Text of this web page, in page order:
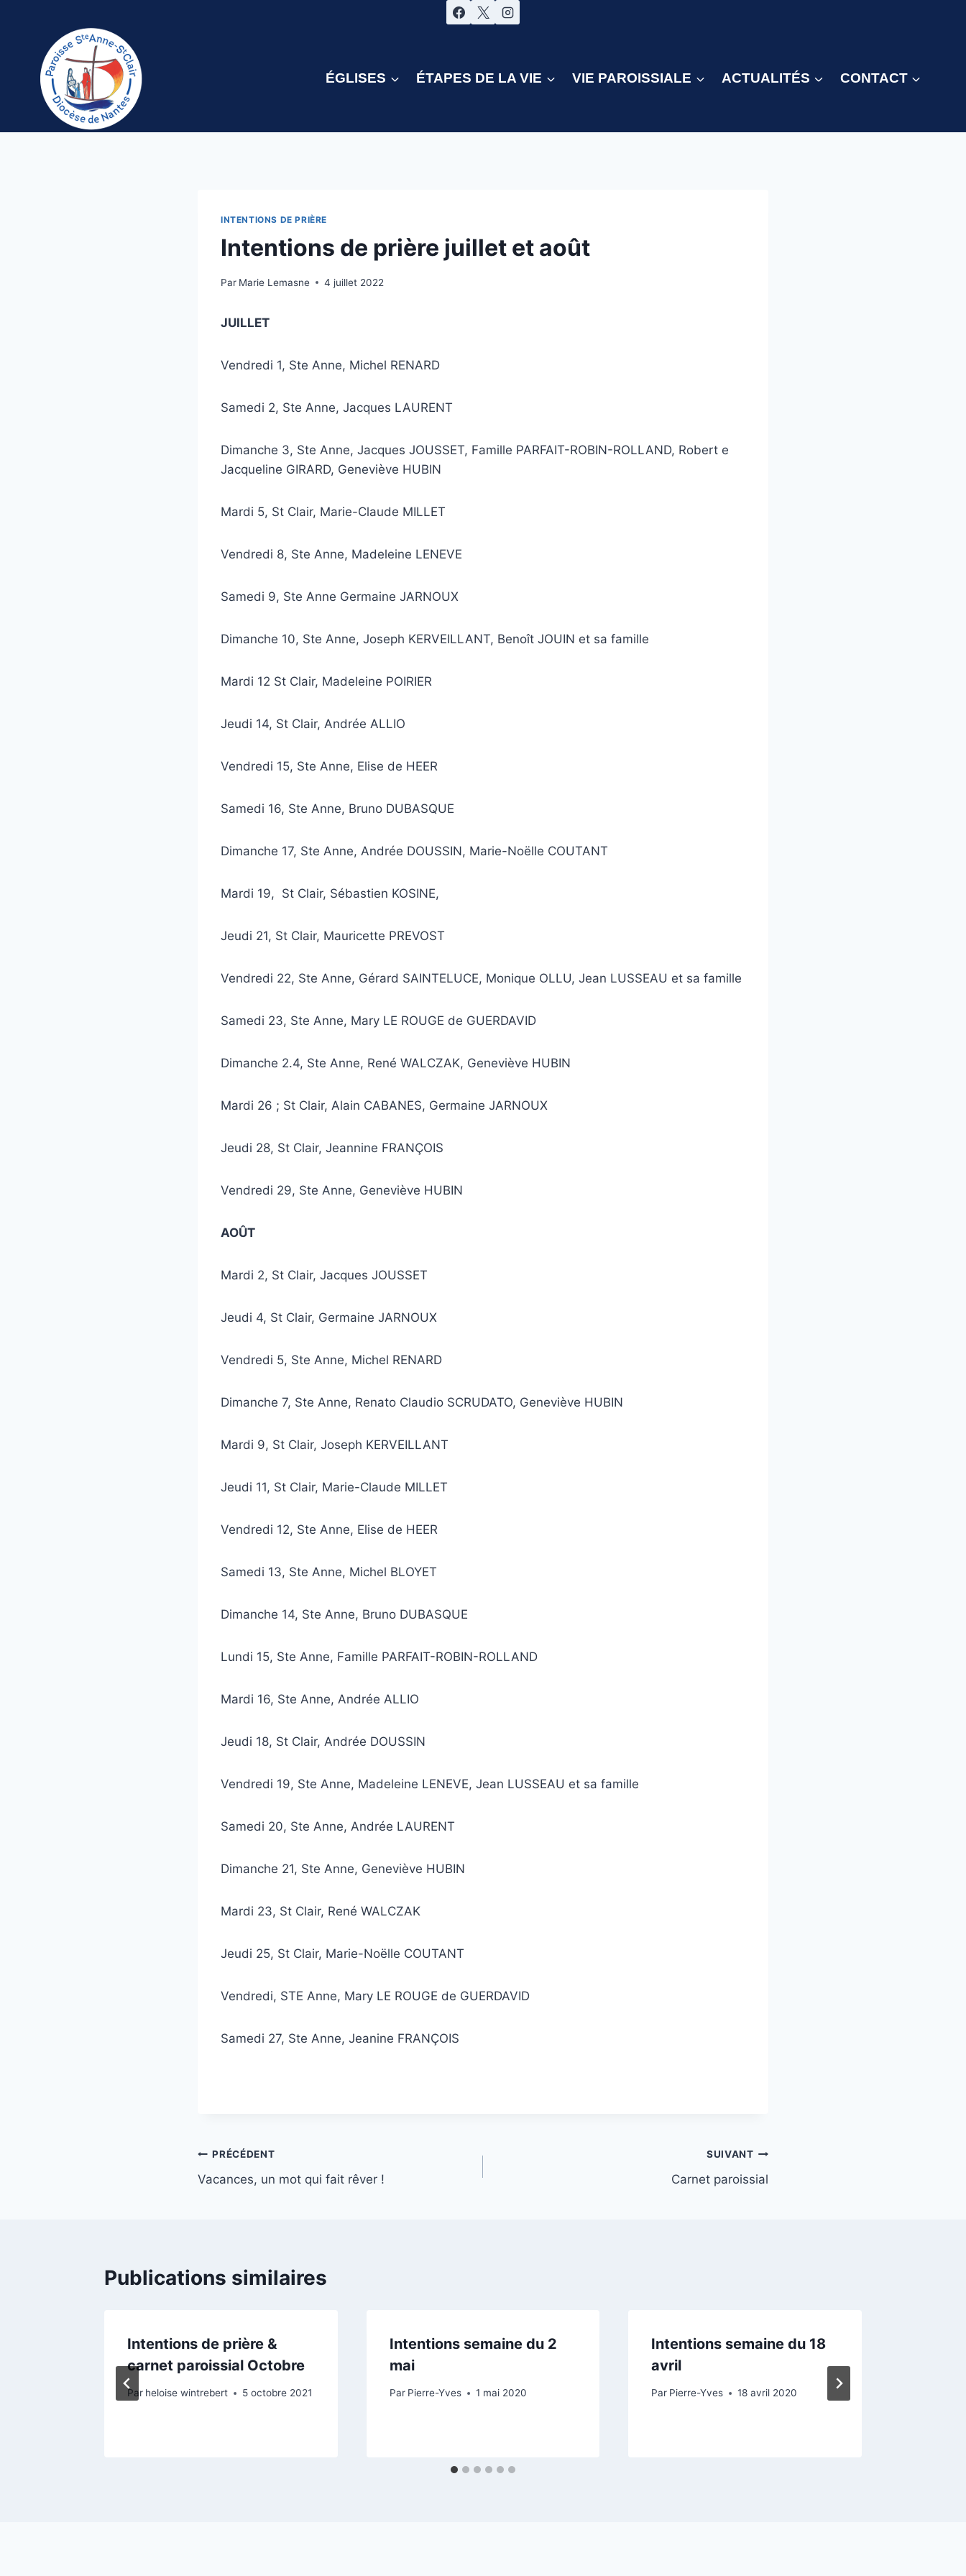
ÉGLISES ÉTAPES DE LA VIE VIE PAROISSIALE ACTUALITÉS CONTACT
INTENTIONS DE PRIÈRE
Intentions de prière juillet et août
Par Marie Lemasne 4 juillet 2022
JUILLET
Vendredi 1, Ste Anne, Michel RENARD
Samedi 2, Ste Anne, Jacques LAURENT
Dimanche 3, Ste Anne, Jacques JOUSSET, Famille PARFAIT-ROBIN-ROLLAND, Robert e
Jacqueline GIRARD, Geneviève HUBIN
Mardi 5, St Clair, Marie-Claude MILLET
Vendredi 8, Ste Anne, Madeleine LENEVE
Samedi 9, Ste Anne Germaine JARNOUX
Dimanche 10, Ste Anne, Joseph KERVEILLANT, Benoît JOUIN et sa famille
Mardi 12 St Clair, Madeleine POIRIER
Jeudi 14, St Clair, Andrée ALLIO
Vendredi 15, Ste Anne, Elise de HEER
Samedi 16, Ste Anne, Bruno DUBASQUE
Dimanche 17, Ste Anne, Andrée DOUSSIN, Marie-Noëlle COUTANT
Mardi 19, St Clair, Sébastien KOSINE,
Jeudi 21, St Clair, Mauricette PREVOST
Vendredi 22, Ste Anne, Gérard SAINTELUCE, Monique OLLU, Jean LUSSEAU et sa famille
Samedi 23, Ste Anne, Mary LE ROUGE de GUERDAVID
Dimanche 2.4, Ste Anne, René WALCZAK, Geneviève HUBIN
Mardi 26 ; St Clair, Alain CABANES, Germaine JARNOUX
Jeudi 28, St Clair, Jeannine FRANÇOIS
Vendredi 29, Ste Anne, Geneviève HUBIN
AOÛT
Mardi 2, St Clair, Jacques JOUSSET
Jeudi 4, St Clair, Germaine JARNOUX
Vendredi 5, Ste Anne, Michel RENARD
Dimanche 7, Ste Anne, Renato Claudio SCRUDATO, Geneviève HUBIN
Mardi 9, St Clair, Joseph KERVEILLANT
Jeudi 11, St Clair, Marie-Claude MILLET
Vendredi 12, Ste Anne, Elise de HEER
Samedi 13, Ste Anne, Michel BLOYET
Dimanche 14, Ste Anne, Bruno DUBASQUE
Lundi 15, Ste Anne, Famille PARFAIT-ROBIN-ROLLAND
Mardi 16, Ste Anne, Andrée ALLIO
Jeudi 18, St Clair, Andrée DOUSSIN
Vendredi 19, Ste Anne, Madeleine LENEVE, Jean LUSSEAU et sa famille
Samedi 20, Ste Anne, Andrée LAURENT
Dimanche 21, Ste Anne, Geneviève HUBIN
Mardi 23, St Clair, René WALCZAK
Jeudi 25, St Clair, Marie-Noëlle COUTANT
Vendredi, STE Anne, Mary LE ROUGE de GUERDAVID
Samedi 27, Ste Anne, Jeanine FRANÇOIS
Navigation
de
PRÉCÉDENT
Vacances, un mot qui fait rêver !
SUIVANT
Carnet paroissial
Publications similaires
Intentions de prière &
carnet paroissial Octobre
Par heloise wintrebert 5 octobre 2021
Intentions semaine du 2
mai
Par Pierre-Yves 1 mai 2020
Intentions semaine du 18
avril
Par Pierre-Yves 18 avril 2020